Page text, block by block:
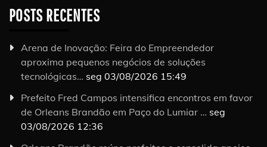
POSTS RECENTES
Arena de Inovação: Feira do Empreendedor
aproxima pequenos negócios de soluções
tecnológicas… seg 03/08/2026 15:49
Prefeito Fred Campos intensifica encontros em favor
de Orleans Brandão em Paço do Lumiar … seg
03/08/2026 12:36